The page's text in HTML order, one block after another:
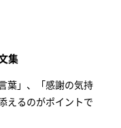
集
葉」、「感謝の気持
えるのがポイントで